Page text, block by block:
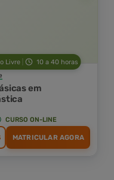
Livre 10 a 40 horas
em
CURSO ON-LINE
MATRICULAR AGORA